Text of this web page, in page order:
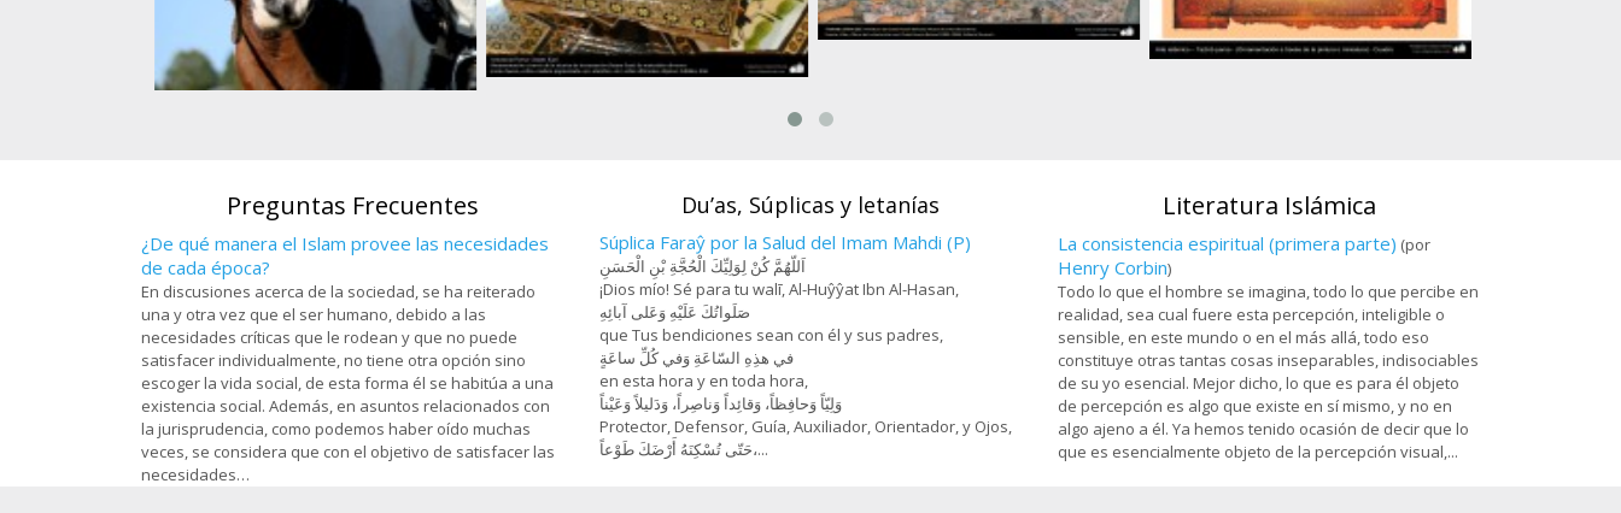
Preguntas Frecuentes
¿De qué manera el Islam provee las necesidades
de cada época?
En discusiones acerca de la sociedad, se ha reiterado
una y otra vez que el ser humano, debido a las
necesidades críticas que le rodean y que no puede
satisfacer individualmente, no tiene otra opción sino
escoger la vida social, de esta forma él se habitúa a una
existencia social. Además, en asuntos relacionados con
la jurisprudencia, como podemos haber oído muchas
veces, se considera que con el objetivo de satisfacer las
necesidades…
Du’as, Súplicas y letanías
Súplica Faraŷ por la Salud del Imam Mahdi (P)
اَللّهُمَّ كُنْ لِوَلِيِّكَ الْحُجَّةِ بْنِ الْحَسَنِ
¡Dios mío! Sé para tu walī, Al-Huŷŷat Ibn Al-Hasan,
صَلَواتُكَ عَلَيْهِ وَعَلى آبائِهِ
que Tus bendiciones sean con él y sus padres,
في هذِهِ السّاعَةِ وَفي كُلِّ ساعَةٍ
en esta hora y en toda hora,
وَلِيّاً وَحافِظاً، وَقائِداً ‏وَناصِراً، وَدَليلاً وَعَيْناً
Protector, Defensor, Guía, Auxiliador, Orientador, y Ojos,
حَتّى تُسْكِنَهُ أَرْضَكَ طَوْعاً،...
Literatura Islámica
La consistencia espiritual (primera parte) (por
Henry Corbin)
Todo lo que el hombre se imagina, todo lo que percibe en
realidad, sea cual fuere esta percepción, inteligible o
sensible, en este mundo o en el más allá, todo eso
constituye otras tantas cosas inseparables, indisociables
de su yo esencial. Mejor dicho, lo que es para él objeto
de percepción es algo que existe en sí mismo, y no en
algo ajeno a él. Ya hemos tenido ocasión de decir que lo
que es esencialmente objeto de la percepción visual,...